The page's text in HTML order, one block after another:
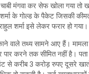
मंगवा कर सेफ खोला गया तो
शर्मा के गोल्ड के पैकेट जिसकी
शर्मा इसे लेकर फरार हो गया।
वाले तथ्य सामने आए हैं।
करने तक सीमित नहीं है। पता
से करीब 3 करोड़ रुपए दूसरे